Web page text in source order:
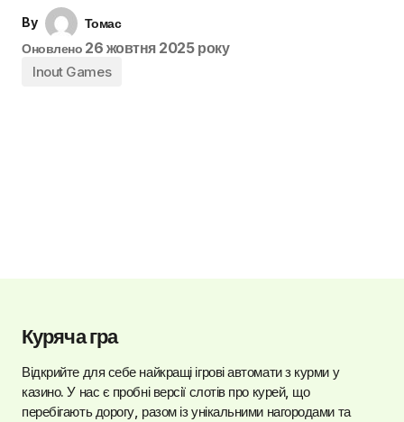
By
Томас
Оновлено 26 жовтня 2025 року
Inout Games
Куряча гра
Відкрийте для себе найкращі ігрові автомати з курми у
казино. У нас є пробні версії слотів про курей, що
перебігають дорогу, разом із унікальними нагородами та